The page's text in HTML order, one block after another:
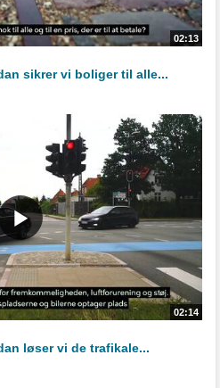
02:13
sikrer vi boliger til alle...
02:14
løser vi de trafikale...